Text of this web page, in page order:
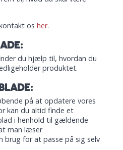
os her.
du hjælp til, hvordan du
produktet.
på at opdatere vores
kan du altid finde et
i henhold til gældende
man læser
brug for at passe på sig selv